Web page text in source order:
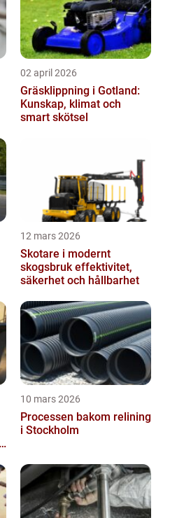
02 april 2026
Gräsklippning i Gotland:
Kunskap, klimat och
smart skötsel
12 mars 2026
Skotare i modernt
skogsbruk effektivitet,
säkerhet och hållbarhet
10 mars 2026
Processen bakom relining
i Stockholm